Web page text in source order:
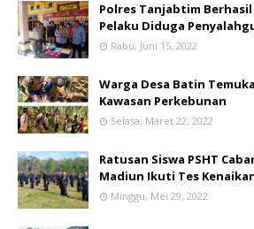
Polres Tanjabtim
Pelaku Diduga
Rabu, Juni 15, 2022
Warga Desa Batin
Kawasan Perkebunan
Selasa, Maret 22, 2022
Ratusan Siswa PSHT
Madiun Ikuti Tes
Minggu, Mei 29, 2022